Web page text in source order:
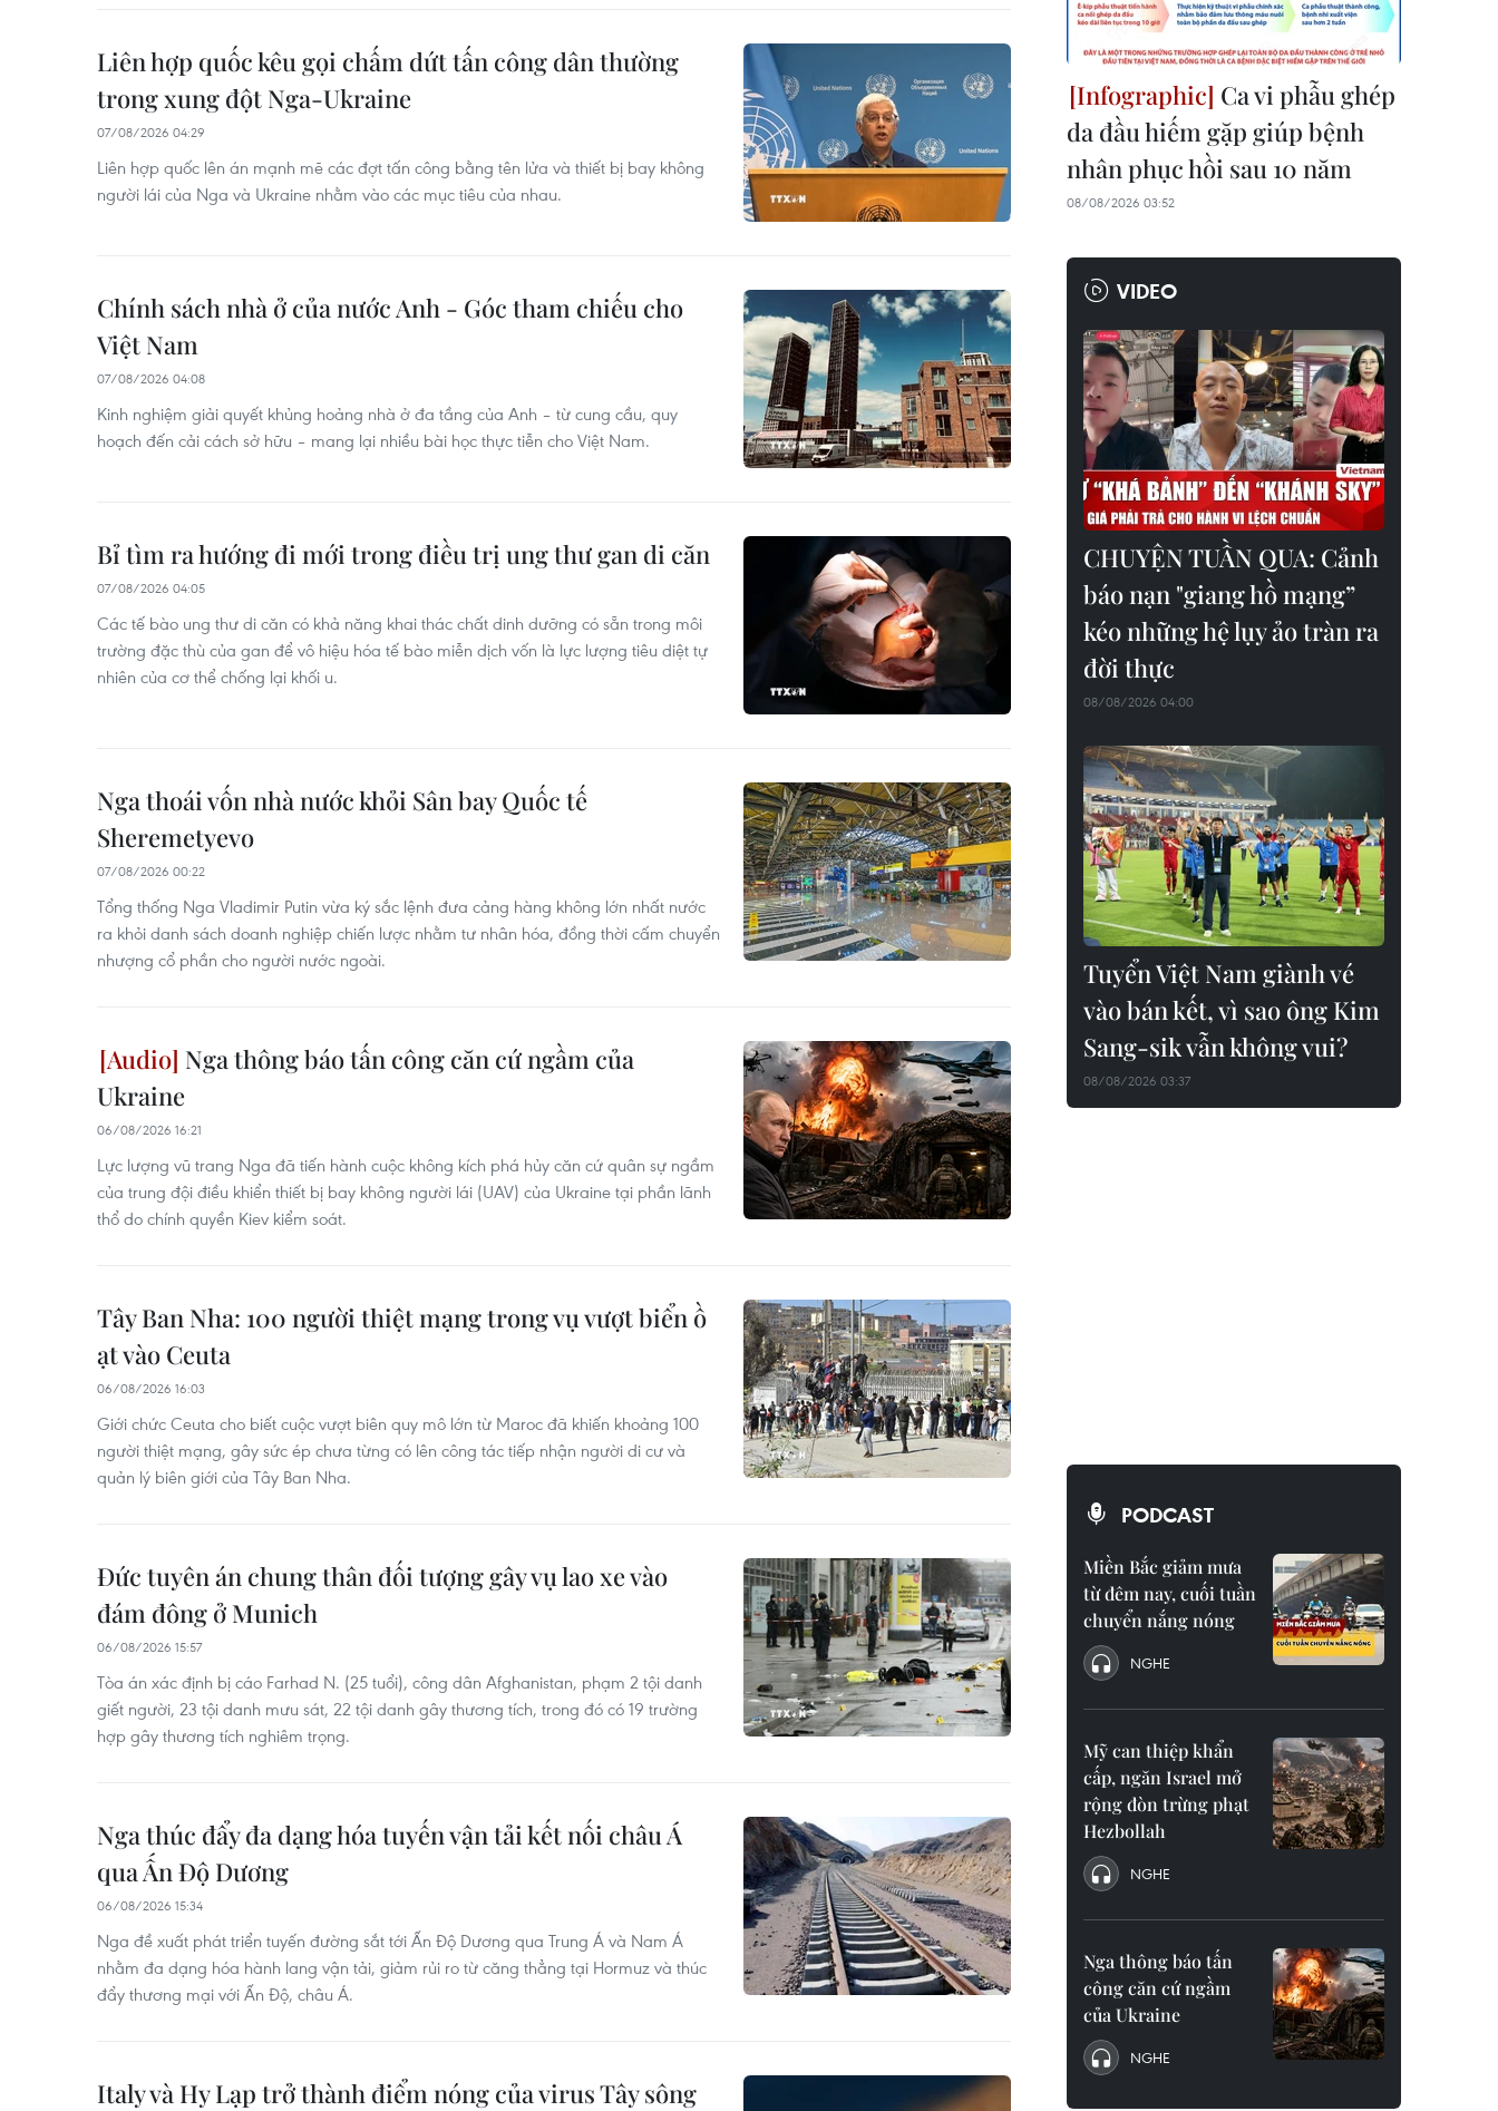
Liên hợp quốc kêu gọi chấm dứt tấn công dân thường
trong xung đột Nga-Ukraine
07/08/2026 04:29
Liên hợp quốc lên án mạnh mẽ các đợt tấn công bằng tên lửa và thiết bị bay không
người lái của Nga và Ukraine nhằm vào các mục tiêu của nhau.
Chính sách nhà ở của nước Anh - Góc tham chiếu cho
Việt Nam
07/08/2026 04:08
Kinh nghiệm giải quyết khủng hoảng nhà ở đa tầng của Anh – từ cung cầu, quy
hoạch đến cải cách sở hữu – mang lại nhiều bài học thực tiễn cho Việt Nam.
Bỉ tìm ra hướng đi mới trong điều trị ung thư gan di căn
07/08/2026 04:05
Các tế bào ung thư di căn có khả năng khai thác chất dinh dưỡng có sẵn trong môi
trường đặc thù của gan để vô hiệu hóa tế bào miễn dịch vốn là lực lượng tiêu diệt tự
nhiên của cơ thể chống lại khối u.
Nga thoái vốn nhà nước khỏi Sân bay Quốc tế
Sheremetyevo
07/08/2026 00:22
Tổng thống Nga Vladimir Putin vừa ký sắc lệnh đưa cảng hàng không lớn nhất nước
ra khỏi danh sách doanh nghiệp chiến lược nhằm tư nhân hóa, đồng thời cấm chuyển
nhượng cổ phần cho người nước ngoài.
Nga thông báo tấn công căn cứ ngầm của
Ukraine
06/08/2026 16:21
Lực lượng vũ trang Nga đã tiến hành cuộc không kích phá hủy căn cứ quân sự ngầm
của trung đội điều khiển thiết bị bay không người lái (UAV) của Ukraine tại phần lãnh
thổ do chính quyền Kiev kiểm soát.
Tây Ban Nha: 100 người thiệt mạng trong vụ vượt biển ồ
ạt vào Ceuta
06/08/2026 16:03
Giới chức Ceuta cho biết cuộc vượt biên quy mô lớn từ Maroc đã khiến khoảng 100
người thiệt mạng, gây sức ép chưa từng có lên công tác tiếp nhận người di cư và
quản lý biên giới của Tây Ban Nha.
Đức tuyên án chung thân đối tượng gây vụ lao xe vào
đám đông ở Munich
06/08/2026 15:57
Tòa án xác định bị cáo Farhad N. (25 tuổi), công dân Afghanistan, phạm 2 tội danh
giết người, 23 tội danh mưu sát, 22 tội danh gây thương tích, trong đó có 19 trường
hợp gây thương tích nghiêm trọng.
Nga thúc đẩy đa dạng hóa tuyến vận tải kết nối châu Á
qua Ấn Độ Dương
06/08/2026 15:34
Nga đề xuất phát triển tuyến đường sắt tới Ấn Độ Dương qua Trung Á và Nam Á
nhằm đa dạng hóa hành lang vận tải, giảm rủi ro từ căng thẳng tại Hormuz và thúc
đẩy thương mại với Ấn Độ, châu Á.
Italy và Hy Lạp trở thành điểm nóng của virus Tây sông
Ca vi phẫu ghép
da đầu hiếm gặp giúp bệnh
nhân phục hồi sau 10 năm
08/08/2026 03:52
VIDEO
CHUYỆN TUẦN QUA: Cảnh
báo nạn "giang hồ mạng”
kéo những hệ lụy ảo tràn ra
đời thực
08/08/2026 04:00
Tuyển Việt Nam giành vé
vào bán kết, vì sao ông Kim
Sang-sik vẫn không vui?
08/08/2026 03:37
PODCAST
Miền Bắc giảm mưa
từ đêm nay, cuối tuần
chuyển nắng nóng
NGHE
Mỹ can thiệp khẩn
cấp, ngăn Israel mở
rộng đòn trừng phạt
Hezbollah
NGHE
Nga thông báo tấn
công căn cứ ngầm
của Ukraine
NGHE